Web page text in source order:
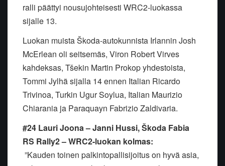
ralli päättyi nousujohteisesti WRC2-luokassa
sijalle 13.
Luokan muista Škoda-autokunnista Irlannin Josh
McErlean oli seitsemäs, Viron Robert Virves
kahdeksas, Tšekin Martin Prokop yhdestoista,
Tommi Jylhä sijalla 14 ennen Italian Ricardo
Trivinoa, Turkin Ugur Soylua, Italian Maurizio
Chiarania ja Paraquayn Fabrizio Zaldivaria.
#24 Lauri Joona – Janni Hussi, Škoda Fabia
RS Rally2 – WRC2-luokan kolmas:
”Kauden toinen palkintopallisijoitus on hyvä asia,